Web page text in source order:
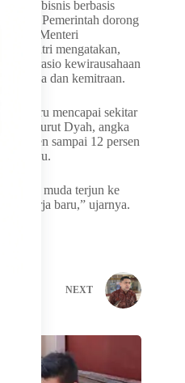
bisnis berbasis
Pemerintah dorong
Wakil Menteri
Putri mengatakan,
rasio kewirausahaan
usaha dan kemitraan.
baru mencapai sekitar
Menurut Dyah, angka
persen sampai 12 persen
maju.
muda terjun ke
kerja baru,” ujarnya.
NEXT